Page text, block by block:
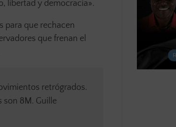
libertad y democracia».
para que rechacen
que frenan el
retrógrados.
son 8M. Guille